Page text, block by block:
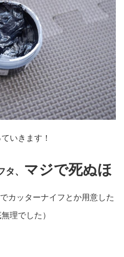
いきます！
タ、
マジで死ぬほ
カッターナイフとか用意した
理でした）